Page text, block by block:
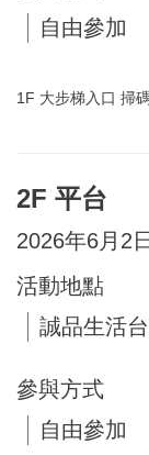
自由參加
1F 大步梯入口 掃
2F 平台
2026年6月2
活動地點
誠品生活
參與方式
自由參加